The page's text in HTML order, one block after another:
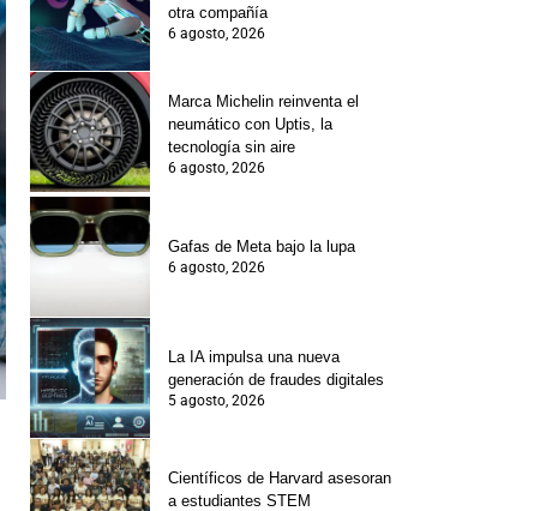
otra compañía
6 agosto, 2026
Marca Michelin reinventa el
neumático con Uptis, la
tecnología sin aire
6 agosto, 2026
Gafas de Meta bajo la lupa
6 agosto, 2026
La IA impulsa una nueva
generación de fraudes digitales
5 agosto, 2026
Científicos de Harvard asesoran
a estudiantes STEM